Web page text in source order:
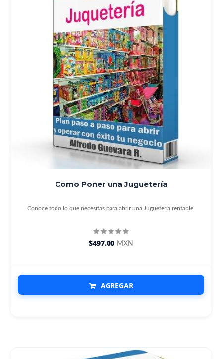
Como Poner una Juguetería
Conoce todo lo que necesitas para abrir una Juguetería rentable.
$497.00 MXN
AGREGAR